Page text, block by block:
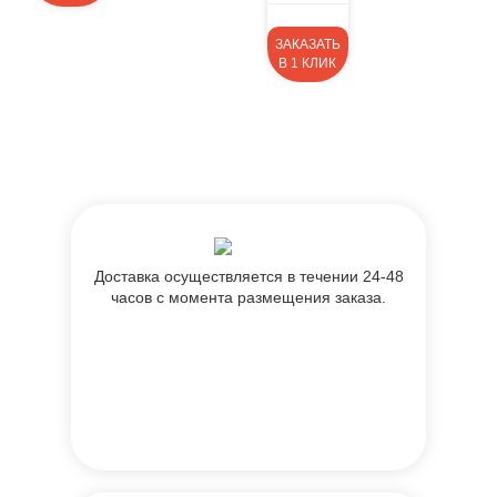
ЗАКАЗАТЬ
В 1 КЛИК
Доставка осуществляется в течении 24-48
часов с момента размещения заказа.